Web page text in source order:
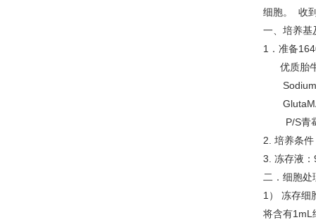
细胞。 收
一、培养基
1．准
优质
P/S
2. 培养条
3. 冻存液
二．细胞处
1） 冻存细
将含有1mL